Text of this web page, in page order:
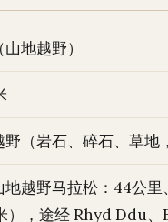
地越野）
野（岩石、碎石、草地
地越野马拉松：44公
），途经 Rhyd Ddu